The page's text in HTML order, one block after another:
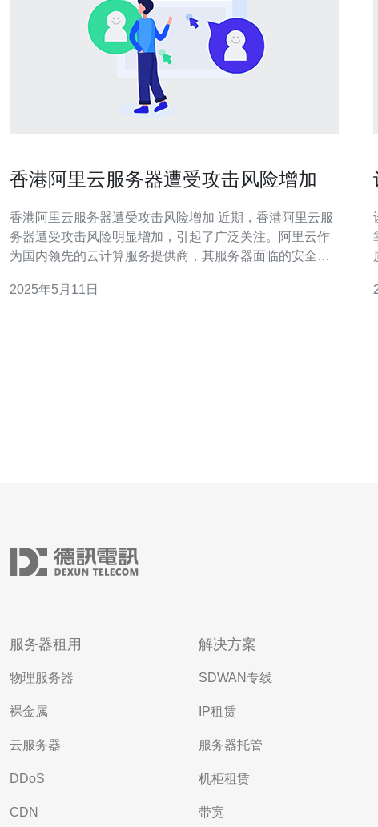
香港阿里云服务器遭受攻击风险增加
香港阿里云服务器遭受攻击风险增加 近期，香港阿里云服
务器遭受攻击风险明显增加，引起了广泛关注。阿里云作
为国内领先的云计算服务提供商，其服务器面临的安全挑
给用户数据安全带来了极大的威胁。 攻击者利用各种手段
2025年5月11日
服务器租用
物理服务器
裸金属
云服务器
DDoS
CDN
解决方案
SDWAN专线
IP租赁
服务器托管
机柜租赁
带宽